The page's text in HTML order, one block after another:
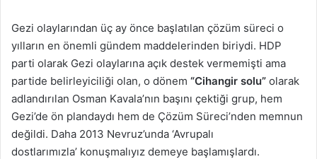
Gezi olaylarından üç ay önce başlatılan çözüm süreci o
yılların en önemli gündem maddelerinden biriydi. HDP
parti olarak Gezi olaylarına açık destek vermemişti ama
partide belirleyiciliği olan, o dönem “Cihangir solu” olarak
adlandırılan Osman Kavala’nın başını çektiği grup, hem
Gezi’de ön plandaydı hem de Çözüm Süreci’nden memnun
değildi. Daha 2013 Nevruz’unda ‘Avrupalı
dostlarımızla’ konuşmalıyız demeye başlamışlardı.